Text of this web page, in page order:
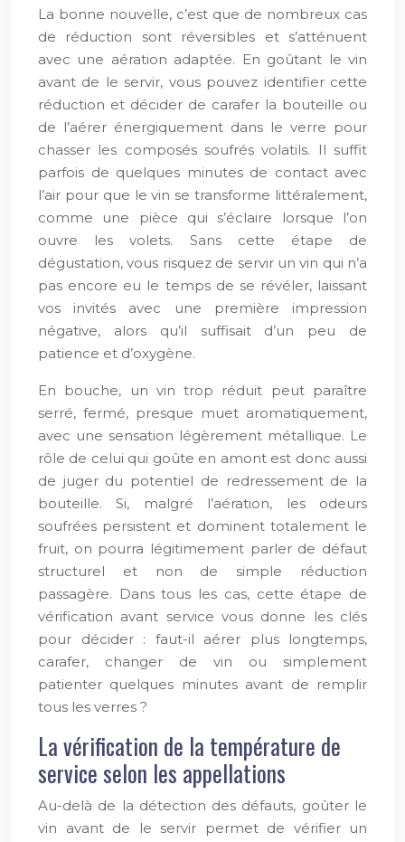
La bonne nouvelle, c’est que de nombreux cas
de réduction sont réversibles et s’atténuent
avec une aération adaptée. En goûtant le vin
avant de le servir, vous pouvez identifier cette
réduction et décider de carafer la bouteille ou
de l’aérer énergiquement dans le verre pour
chasser les composés soufrés volatils. Il suffit
parfois de quelques minutes de contact avec
l’air pour que le vin se transforme littéralement,
comme une pièce qui s’éclaire lorsque l’on
ouvre les volets. Sans cette étape de
dégustation, vous risquez de servir un vin qui n’a
pas encore eu le temps de se révéler, laissant
vos invités avec une première impression
négative, alors qu’il suffisait d’un peu de
patience et d’oxygène.
En bouche, un vin trop réduit peut paraître
serré, fermé, presque muet aromatiquement,
avec une sensation légèrement métallique. Le
rôle de celui qui goûte en amont est donc aussi
de juger du potentiel de redressement de la
bouteille. Si, malgré l’aération, les odeurs
soufrées persistent et dominent totalement le
fruit, on pourra légitimement parler de défaut
structurel et non de simple réduction
passagère. Dans tous les cas, cette étape de
vérification avant service vous donne les clés
pour décider : faut-il aérer plus longtemps,
carafer, changer de vin ou simplement
patienter quelques minutes avant de remplir
tous les verres ?
La vérification de la température de
service selon les appellations
Au-delà de la détection des défauts, goûter le
vin avant de le servir permet de vérifier un